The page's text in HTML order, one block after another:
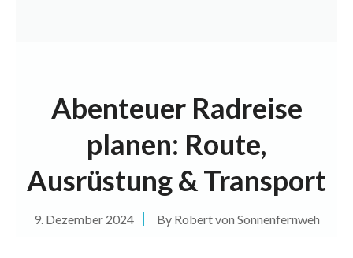
Abenteuer Radreise
planen: Route,
Ausrüstung & Transport
9. Dezember 2024 By Robert von Sonnenfernweh